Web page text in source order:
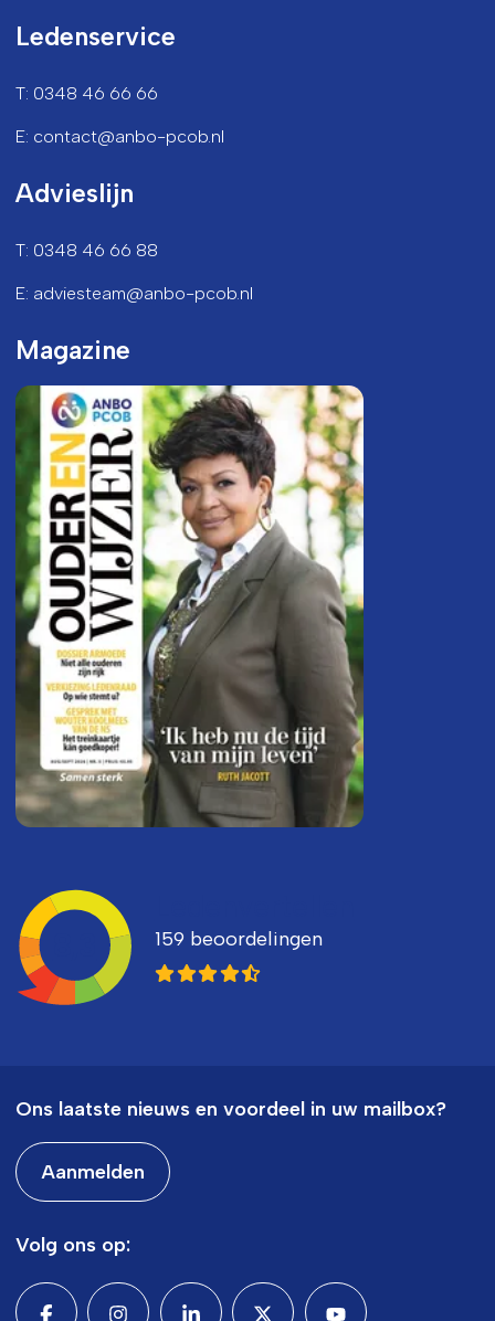
Ledenservice
T: 0348 46 66 66
E: contact@anbo-pcob.nl
Advieslijn
T: 0348 46 66 88
E: adviesteam@anbo-pcob.nl
Magazine
159 beoordelingen
Ons laatste nieuws en voordeel in uw mailbox?
Aanmelden
Volg ons op: